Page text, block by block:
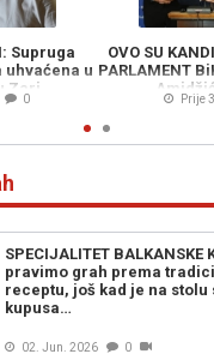
Supruga
u
Zari
0
OVO SU
PARLAMENT
Prije
SPECIJALITET BALKANSKE
pravimo grah prema
receptu, još kad je na stolu
kupusa…
02. Jun. 2026 0